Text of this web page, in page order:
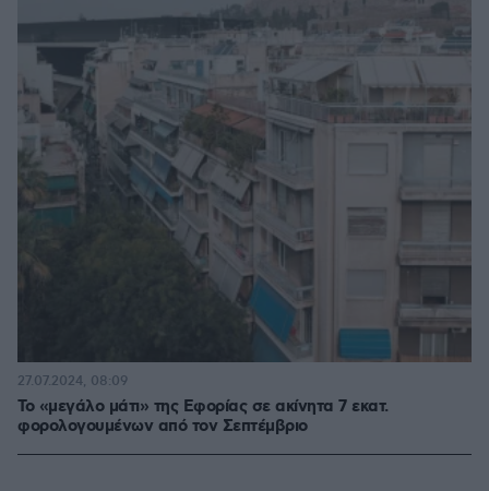
Το «μεγάλο μάτι» της Εφορίας σε ακίνητα 7 εκατ.
φορολογουμένων από τον Σεπτέμβριο
27.07.2024, 08:09